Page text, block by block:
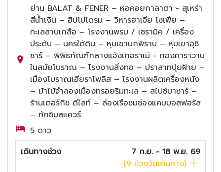
ย่าน BALAT & FENER – หอคอยกาลาตา - สุเหร่า
สีน้ำเงิน – ฮิปโปโดรม – วิหารฮาเจีย โซเฟีย –
ทะเลสาบเกลือ – โรงงานพรม / เซรามิค / เครื่อง
ประดับ – นครใต้ดิน – หุบเขานกพิราบ – หุบเขาอุซิ
ซาร์ – พิพิธภัณฑ์กลางแจ้งเกอราเม่ - กองคาราวาน
ในสมัยโบราณ – โรงงานสิ่งทอ – ปราสาทปุยฝ้าย –
เมืองโบราณเฮียราโพลิส – โรงงานผลิตเครื่องหนัง
– ม้าไม้จำลองเมืองทรอยริมทะเล – สไปซ์บาซาร์ –
ร้านเตอร์กิช ดีไลท์ – ล่องเรือชมช่องแคบบอสฟอรัส
– ทักซิมสแควร์
5 ดาว
เดินทางช่วง
7 ก.ย. - 18 พ.ย. 69
(9 ช่วงวันเดินทาง)